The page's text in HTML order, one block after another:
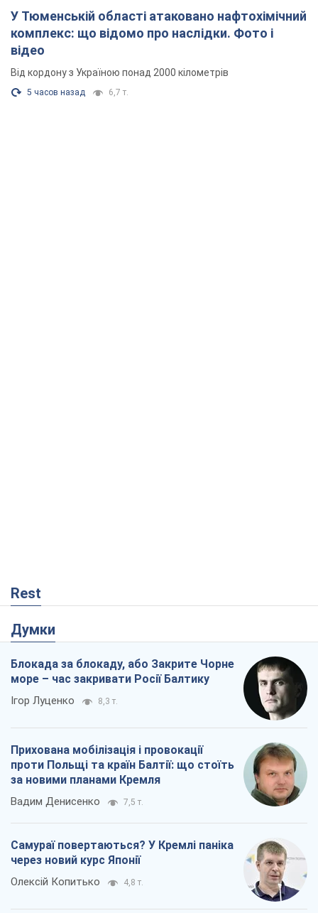
У Тюменській області атаковано нафтохімічний
комплекс: що відомо про наслідки. Фото і
відео
Від кордону з Україною понад 2000 кілометрів
5 часов назад 6,7 т.
Rest
Думки
Блокада за блокаду, або Закрите Чорне
море – час закривати Росії Балтику
Ігор Луценко 8,3 т.
Прихована мобілізація і провокації
проти Польщі та країн Балтії: що стоїть
за новими планами Кремля
Вадим Денисенко 7,5 т.
Самураї повертаються? У Кремлі паніка
через новий курс Японії
Олексій Копитько 4,8 т.